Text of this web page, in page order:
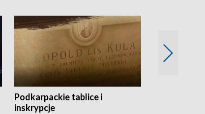
Podkarpackie tablice i
inskrypcje